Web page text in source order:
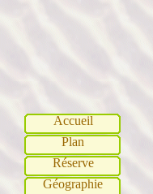
Accueil
Plan
Réserve
Géographie